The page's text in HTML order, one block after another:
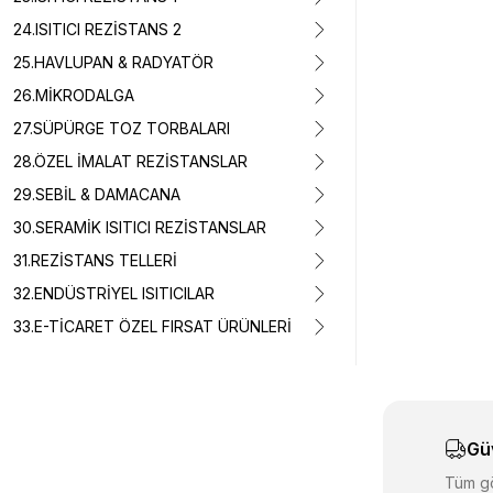
24.ISITICI REZİSTANS 2
25.HAVLUPAN & RADYATÖR
26.MİKRODALGA
27.SÜPÜRGE TOZ TORBALARI
28.ÖZEL İMALAT REZİSTANSLAR
29.SEBİL & DAMACANA
30.SERAMİK ISITICI REZİSTANSLAR
31.REZİSTANS TELLERİ
32.ENDÜSTRİYEL ISITICILAR
33.E-TİCARET ÖZEL FIRSAT ÜRÜNLERİ
Tüm